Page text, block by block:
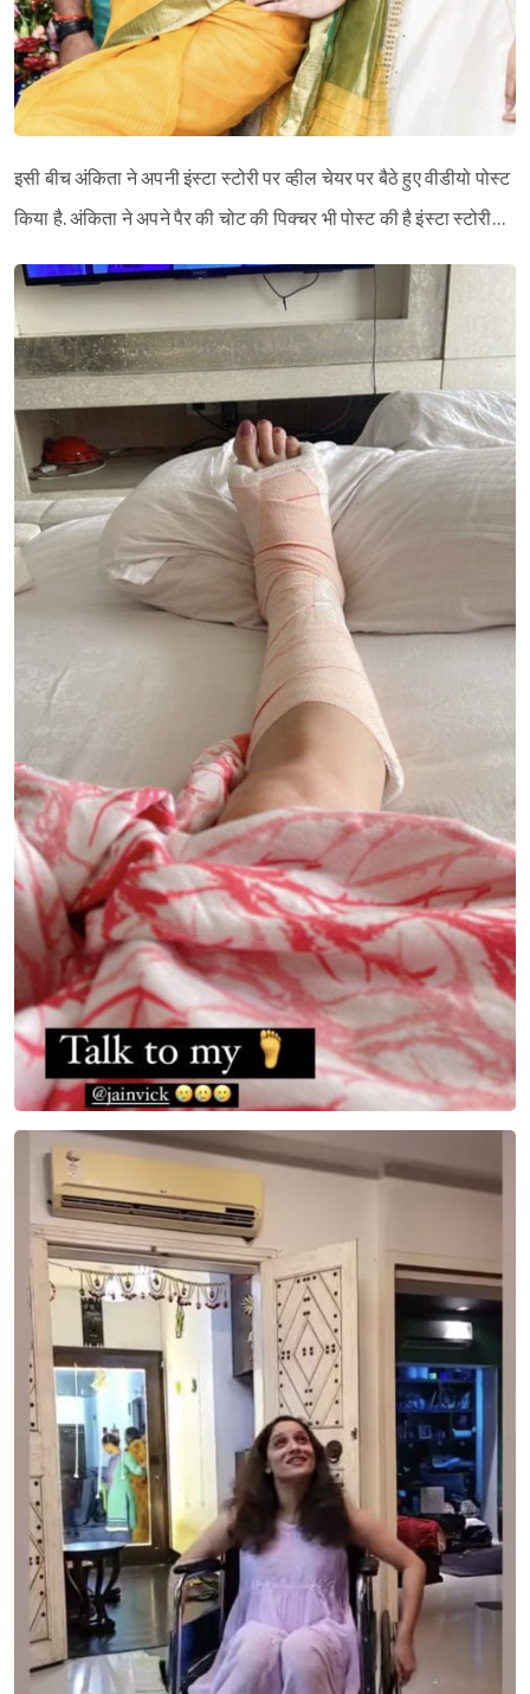
Sign in
इसी बीच अंकिता ने अपनी इंस्टा स्टोरी पर व्हील चेयर पर बैठे हुए वीडीयो पोस्ट
किया है. अंकिता ने अपने पैर की चोट की पिक्चर भी पोस्ट की है इंस्टा स्टोरी…